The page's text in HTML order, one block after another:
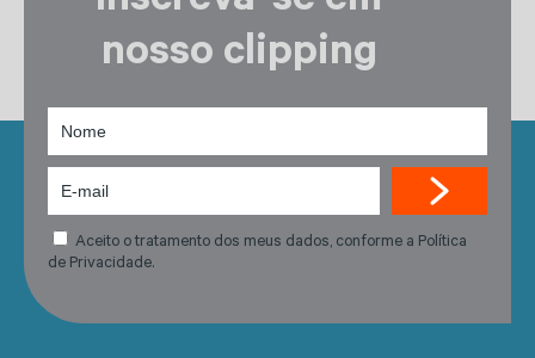
nosso clipping
Aceito o tratamento dos meus dados, conforme a Política
de Privacidade.